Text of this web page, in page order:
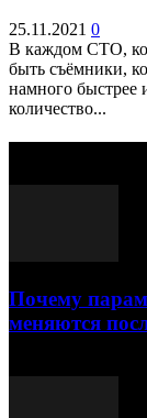
25.11.2021 0
В каждом СТО,
быть съёмники,
намного
количество...
Почему
меняются